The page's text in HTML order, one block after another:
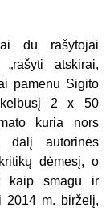
du rašytojai
atskirai,
pamenu Sigito
2 x 50
kuria nors
dalį autorinės
dėmesį, o
kaip smagu ir
2014 m. birželį,